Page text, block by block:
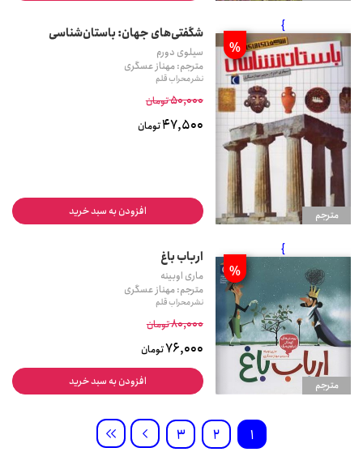
مترجم
}
%
شگفتی‌های جهان: باستان‌شناسی
سیلوی دورم
مترجم: مهناز عسگری
نشر محراب قلم
50,000تومان
47,500تومان
افزودن به سبد خرید
مترجم
}
%
ارباب باغ
ماری اوبینه
مترجم: مهناز عسگری
نشر محراب قلم
80,000تومان
76,000تومان
افزودن به سبد خرید
1
2
3